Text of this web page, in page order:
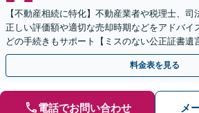
【不動産相続に特化】不動産業者や税理士、司
正しい評価額や適切な売却時期などをアドバイ
どの手続きもサポート【ミスのない公正証書遺
点から遺言書を作成します。
料金表を見る
電話でお問い合わせ メ